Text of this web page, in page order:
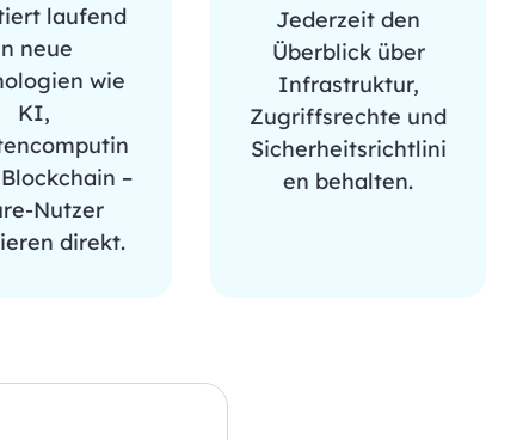
laufend
neue
wie
KI,
–
Nutzer
direkt.
Jederzeit den
Überblick über
Infrastruktur,
Zugriffsrechte und
Sicherheitsrichtlini
en behalten.